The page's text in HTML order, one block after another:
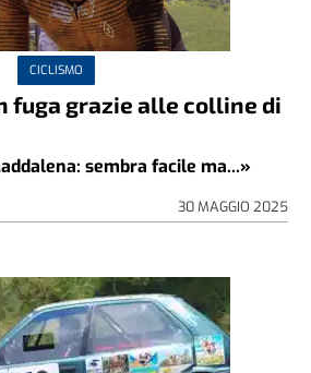
CICLISMO
fuga grazie alle colline di
sembra facile ma...»
30 MAGGIO 2025